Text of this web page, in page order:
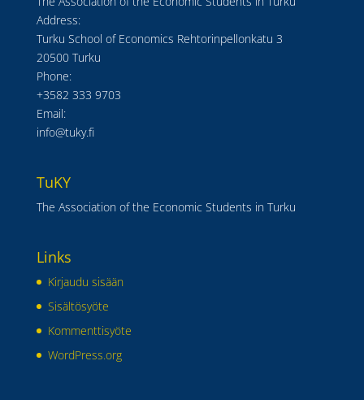
Address:
Turku School of Economics Rehtorinpellonkatu 3
20500 Turku
Phone:
+3582 333 9703
Email:
info@tuky.fi
TuKY
The Association of the Economic Students in Turku
Links
Kirjaudu sisään
Sisältösyöte
Kommenttisyöte
WordPress.org